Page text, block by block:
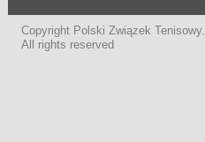
Copyright Polski Związek Tenisowy.
All rights reserved